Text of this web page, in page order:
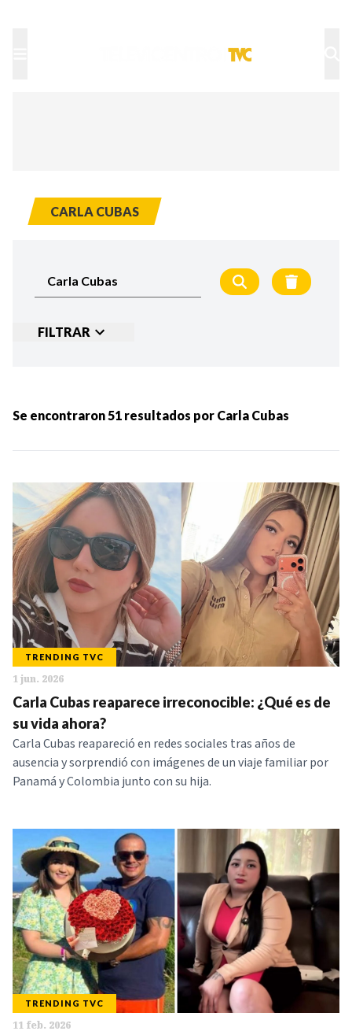
CARLA CUBAS
FILTRAR
MÁS RECIENTES
MENOS RECIENTES
Periodo:
IR
SERIES
Se encontraron51 resultados por Carla Cubas
TRENDING TVC
1 jun. 2026
Carla Cubas reaparece irreconocible: ¿Qué es de
su vida ahora?
Carla Cubas reapareció en redes sociales tras años de
ausencia y sorprendió con imágenes de un viaje familiar por
Panamá y Colombia junto con su hija.
TRENDING TVC
11 feb. 2026